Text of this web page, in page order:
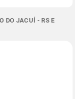
DO JACUÍ - RS E